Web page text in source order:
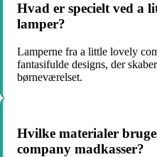
Hvad er specielt ved a
lamper?
Lamperne fra a little lovely
fantasifulde designs, der
børneværelset.
Hvilke materialer
company madkasser?